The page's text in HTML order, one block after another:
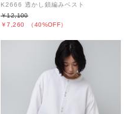
K2666 透かし鎖編みベスト
￥7,260 （40%OFF）
￥12,100